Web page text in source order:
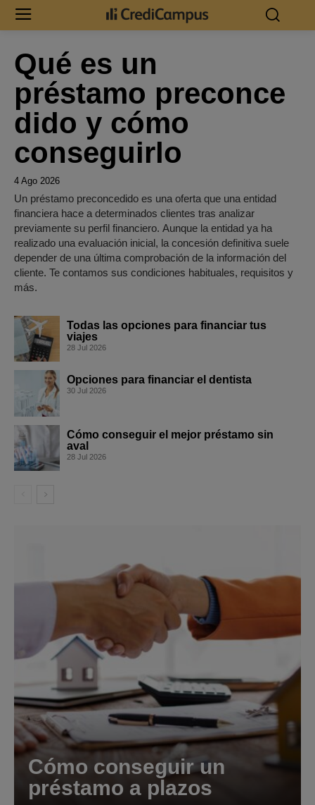
Qué es un
préstamo preconce
dido y cómo
conseguirlo
4 Ago 2026
Un préstamo preconcedido es una oferta que una entidad
financiera hace a determinados clientes tras analizar
previamente su perfil financiero. Aunque la entidad ya ha
realizado una evaluación inicial, la concesión definitiva suele
depender de una última comprobación de la información del
cliente. Te contamos sus condiciones habituales, requisitos y
más.
Todas las opciones para financiar tus
viajes
28 Jul 2026
Opciones para financiar el dentista
30 Jul 2026
Cómo conseguir el mejor préstamo sin
aval
28 Jul 2026
Cómo conseguir un
préstamo a plazos